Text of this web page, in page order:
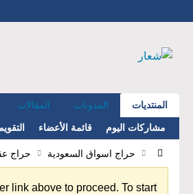
المنتديات المدونات المقالات
مشاركات اليوم قائمة الأعضاء
حراج اسواق السعودية حراج
link above to proceed. To start